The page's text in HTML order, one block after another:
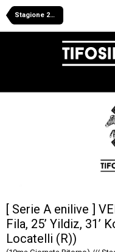
Stagione 2024/2025
[ Serie A enilive ]
Fila, 25’ Yildiz, 31’
Locatelli (R))